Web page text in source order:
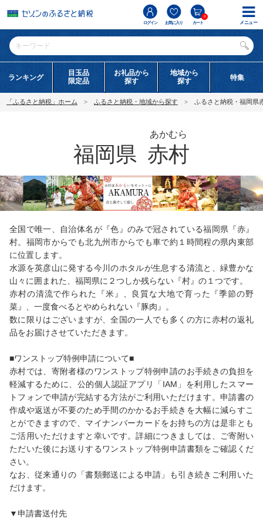
ログイン お気に入り カート
0
ランキング
目玉品
限定品
お礼品から
探す
地域から
探す
特集
「ふるさと納税」ホーム ふるさと納税・地域から探す ふるさと納税・福岡県
福岡県 赤村
あかむら
全国で唯一、自治体名が『色』のみで冠されている福岡県『赤』
村。福岡市からでも北九州市からでも車で約１時間程の県内東部
に位置します。
水源を英彦山に発する今川のホタルが生息する清流と、緑豊かな
山々に囲まれた、福岡県に２つしか残らない『村』の１つです。
赤村の清流で作られた『米』、良質な大地で育った『季節の野
菜』、一度食べるとやめられない『豚肉』。
数に限りはございますが、全国の一人でも多くの方に赤村の返礼
品をお届けさせていただきます。
■ワンストップ特例申請について■
赤村では、寄附者様のワンストップ特例申請のお手続きの負担を
軽減するために、公的個人認証アプリ「IAM」を利用したスマー
トフォンで申請が完結する方法がご利用いただけます。申請書の
作成や返送が不要のため手間のかかるお手続きを大幅に減らすこ
とができますので、マイナンバーカードをお持ちの方は是非とも
ご活用いただけますと幸いです。詳細につきましては、ご寄附い
ただいた後にお送りするワンストップ特例申請書類をご確認くだ
さい。
なお、従来通りの「書類郵送による申請」も引き続きご利用いた
だけます。
▼申請書送付先
メニュー